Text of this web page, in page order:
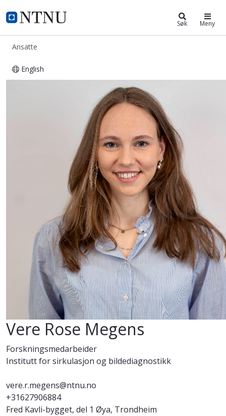
NTNU Hjemmeside
ntnu.no Søk Meny
Ansatte
English
Vere Rose Megens
Vere Rose Megens
Forskningsmedarbeider
Institutt for sirkulasjon og bildediagnostikk
vere.r.megens@ntnu.no
+31627906884
Fred Kavli-bygget, del 1 Øya, Trondheim